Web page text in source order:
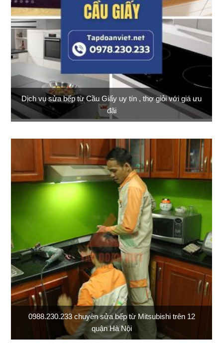
Dịch vụ sửa bếp từ Cầu Giấy uy tín , thợ giỏi với giá ưu
đãi
0988.230.233 chuyên sửa bếp từ Mitsubishi trên 12
quận Hà Nội